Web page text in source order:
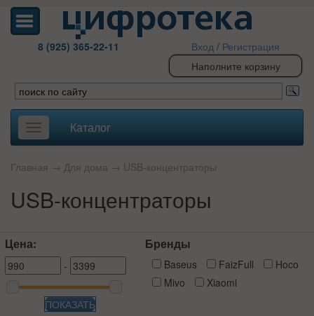
8 (925) 365-22-11 Вход / Регистрация
Наполните корзину
Toggle
navigation
Каталог
Главная → Для дома → USB-концентраторы
USB-концентраторы
Цена:
-
ПОКАЗАТЬ
Бренды
Baseus FaizFull
Hoco
Mivo
Xiaomi